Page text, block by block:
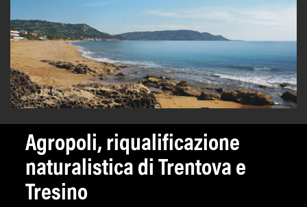
Agropoli, riqualificazione
naturalistica di Trentova e
Tresino